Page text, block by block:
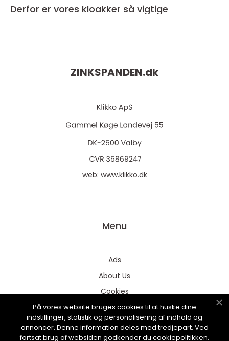
Derfor er vores kloakker så vigtige
ZINKSPANDEN.dk
web: www.klikko.dk
Menu
Ads
About Us
Cookies
Contact
Sitemap
På vores website bruges cookies til at huske dine
indstillinger, statistik og personalisering af indhold og
annoncer. Denne information deles med tredjepart. Ved
fortsat brug af websiden godkender du cookiepolitikken.